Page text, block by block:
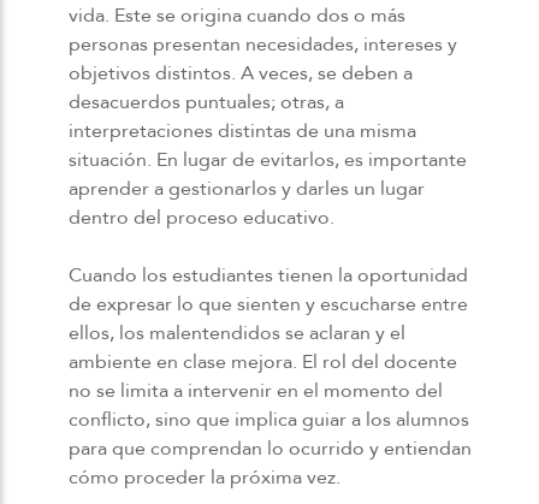
vida. Este se origina cuando dos o más
personas presentan necesidades, intereses y
objetivos distintos. A veces, se deben a
desacuerdos puntuales; otras, a
interpretaciones distintas de una misma
situación. En lugar de evitarlos, es importante
aprender a gestionarlos y darles un lugar
dentro del proceso educativo.
Cuando los estudiantes tienen la oportunidad
de expresar lo que sienten y escucharse entre
ellos, los malentendidos se aclaran y el
ambiente en clase mejora. El rol del docente
no se limita a intervenir en el momento del
conflicto, sino que implica guiar a los alumnos
para que comprendan lo ocurrido y entiendan
cómo proceder la próxima vez.